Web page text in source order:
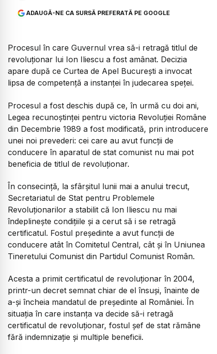
ADAUGĂ-NE CA SURSĂ PREFERATĂ PE GOOGLE
Procesul în care Guvernul vrea să-i retragă titlul de
revoluționar lui Ion Iliescu a fost amânat. Decizia
apare după ce Curtea de Apel București a invocat
lipsa de competență a instanței în judecarea speței.
Procesul a fost deschis după ce, în urmă cu doi ani,
Legea recunoștinței pentru victoria Revoluției Române
din Decembrie 1989 a fost modificată, prin introducere
unei noi prevederi: cei care au avut funcții de
conducere în aparatul de stat comunist nu mai pot
beneficia de titlul de revoluționar.
În consecință, la sfârșitul lunii mai a anului trecut,
Secretariatul de Stat pentru Problemele
Revoluționarilor a stabilit că Ion Iliescu nu mai
îndeplinește condițiile și a cerut să i se retragă
certificatul. Fostul președinte a avut funcții de
conducere atât în Comitetul Central, cât și în Uniunea
Tineretului Comunist din Partidul Comunist Român.
Acesta a primit certificatul de revoluționar în 2004,
printr-un decret semnat chiar de el însuși, înainte de
a-și încheia mandatul de președinte al României. În
situația în care instanța va decide să-i retragă
certificatul de revoluționar, fostul șef de stat rămâne
fără indemnizație și multiple beneficii.